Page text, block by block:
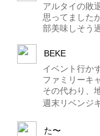
アルタイの敗
思ってました
部美味しそう
BEKE
イベント行か
ファミリーキ
その代わり、
週末リベンジ
た〜